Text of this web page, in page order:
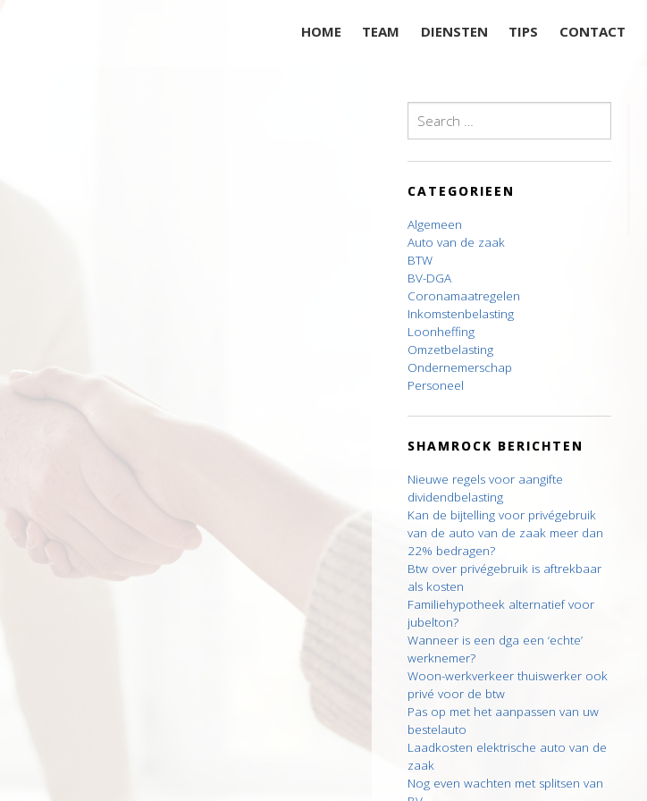
HOME TEAM DIENSTEN TIPS CONTACT
for:
CATEGORIEEN
Algemeen
Auto van de zaak
BTW
BV-DGA
Coronamaatregelen
Inkomstenbelasting
Loonheffing
Omzetbelasting
Ondernemerschap
Personeel
SHAMROCK BERICHTEN
Nieuwe regels voor aangifte
dividendbelasting
Kan de bijtelling voor privégebruik
van de auto van de zaak meer dan
22% bedragen?
Btw over privégebruik is aftrekbaar
als kosten
Familiehypotheek alternatief voor
jubelton?
Wanneer is een dga een ‘echte’
werknemer?
Woon-werkverkeer thuiswerker ook
privé voor de btw
Pas op met het aanpassen van uw
bestelauto
Laadkosten elektrische auto van de
zaak
Nog even wachten met splitsen van